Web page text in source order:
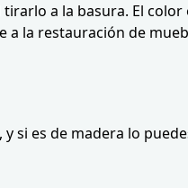
a la basura. El color
a la restauración de
si es de madera lo